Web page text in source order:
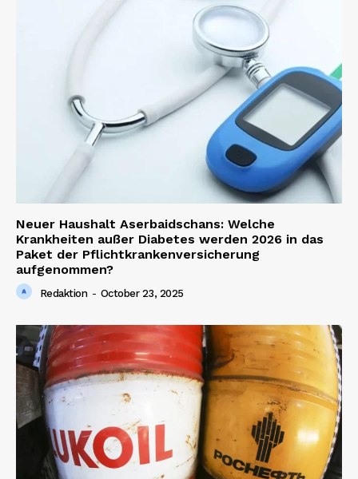
SUBSCRIBE NOW
Company
About us
Contact us
Neuer Haushalt Aserbaidschans: Welche
Krankheiten außer Diabetes werden 2026 in das
Paket der Pflichtkrankenversicherung
aufgenommen?
Redaktion - October 23, 2025